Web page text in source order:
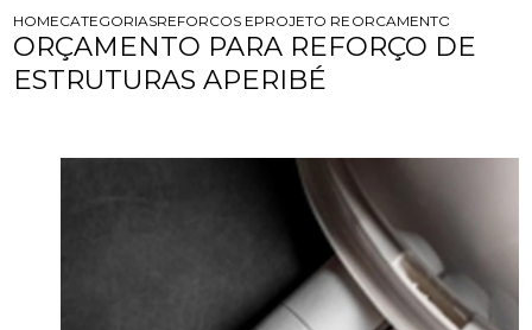
HOMECATEGORIASREFORCOS ESTRUTURAISPROJETO REFORCO ESTRUTURAL
ORCAMENTO PARA
ORÇAMENTO PARA REFORÇO DE
ESTRUTURAS APERIBÉ